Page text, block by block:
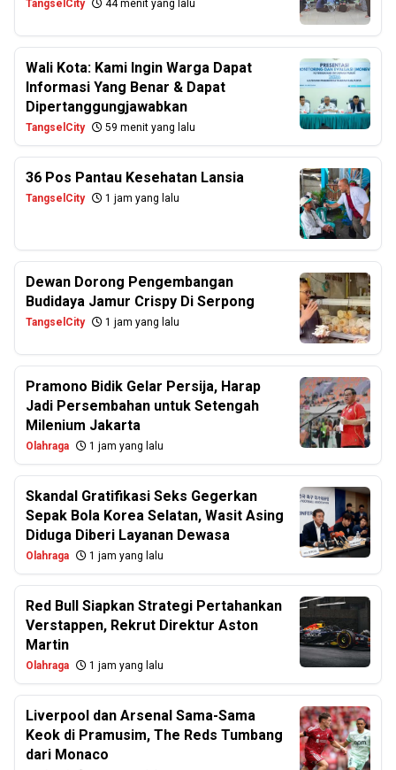
TangselCity 44 menit yang lalu
Wali Kota: Kami Ingin Warga Dapat
Informasi Yang Benar & Dapat
Dipertanggungjawabkan
TangselCity 59 menit yang lalu
36 Pos Pantau Kesehatan Lansia
TangselCity 1 jam yang lalu
Dewan Dorong Pengembangan
Budidaya Jamur Crispy Di Serpong
TangselCity 1 jam yang lalu
Pramono Bidik Gelar Persija, Harap
Jadi Persembahan untuk Setengah
Milenium Jakarta
Olahraga 1 jam yang lalu
Skandal Gratifikasi Seks Gegerkan
Sepak Bola Korea Selatan, Wasit Asing
Diduga Diberi Layanan Dewasa
Olahraga 1 jam yang lalu
Red Bull Siapkan Strategi Pertahankan
Verstappen, Rekrut Direktur Aston
Martin
Olahraga 1 jam yang lalu
Liverpool dan Arsenal Sama-Sama
Keok di Pramusim, The Reds Tumbang
dari Monaco